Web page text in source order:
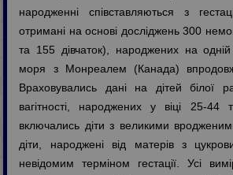
народженні співставляються з
отримані на основі досліджень 300
та 155 дівчаток), народжених на
моря з Монреалем (Канада)
Враховувались дані на дітей білої
вагітності, народжених у віці 25-44
включались діти з великими
діти, народжені від матерів з
невідомим терміном гестації. Усі